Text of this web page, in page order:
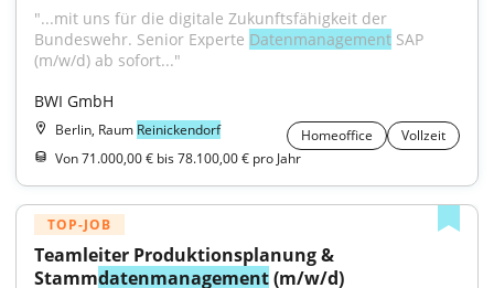
"...mit uns für die digitale Zukunftsfähigkeit der
Bundeswehr. Senior Experte Datenmanagement SAP
(m/w/d) ab sofort..."
BWI GmbH
Berlin, Raum Reinickendorf Homeoffice
Vollzeit
Von 71.000,00 € bis 78.100,00 € pro Jahr
TOP-JOB
Teamleiter Produktionsplanung &
Stammdatenmanagement (m/w/d)